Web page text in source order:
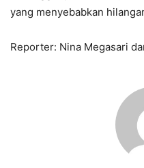
yang menyebabkan
Reporter: Nina Megasari